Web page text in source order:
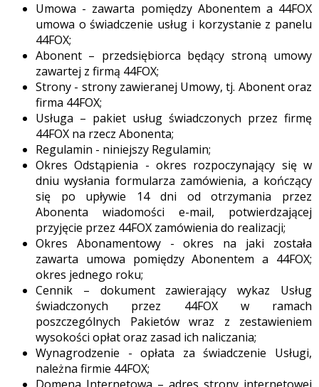
Umowa - zawarta pomiędzy Abonentem a 44FOX
umowa o świadczenie usług i korzystanie z panelu
44FOX;
Abonent – przedsiębiorca będący stroną umowy
zawartej z firmą 44FOX;
Strony - strony zawieranej Umowy, tj. Abonent oraz
firma 44FOX;
Usługa – pakiet usług świadczonych przez firmę
44FOX na rzecz Abonenta;
Regulamin - niniejszy Regulamin;
Okres Odstąpienia - okres rozpoczynający się w
dniu wysłania formularza zamówienia, a kończący
się po upływie 14 dni od otrzymania przez
Abonenta wiadomości e-mail, potwierdzającej
przyjęcie przez 44FOX zamówienia do realizacji;
Okres Abonamentowy - okres na jaki została
zawarta umowa pomiędzy Abonentem a 44FOX;
okres jednego roku;
Cennik – dokument zawierający wykaz Usług
świadczonych przez 44FOX w ramach
poszczególnych Pakietów wraz z zestawieniem
wysokości opłat oraz zasad ich naliczania;
Wynagrodzenie - opłata za świadczenie Usługi,
należna firmie 44FOX;